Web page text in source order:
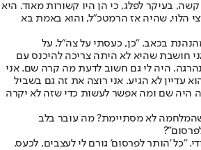
בעיקר לפלג, כי הן היו קשורות מאוד. היא
הלוי, שהיה אז הרמטכ"ל, והוא באמת בא
בכאב. "כן, כעסתי על צה"ל, על
חושבת שהיא לא היתה צריכה להיכנס עם
היה לי גם חשוב לדעת מה קרה שם. אני
עדיין לא הגיע. אני רוצה את זה גם בשביל
היה שם ומה אפשר לעשות כדי שזה לא יקרה
לא מסתיימת? מה עובר בלב
"כל 'הותר לפרסום' גורם לי לעצבים, לכעס.